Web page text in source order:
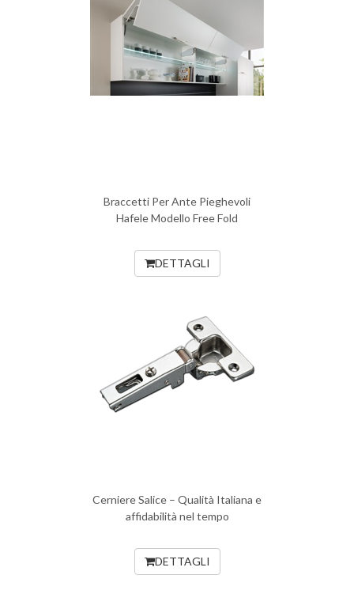
Braccetti Per Ante Pieghevoli
Hafele Modello Free Fold
DETTAGLI
Cerniere Salice – Qualità Italiana e
affidabilità nel tempo
DETTAGLI